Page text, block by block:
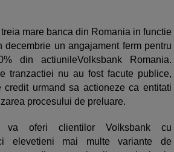
mare banca din Romania in functie
decembrie un angajament ferm pentru
din actiunileVolksbank Romania.
tranzactiei nu au fost facute publice,
urmand sa actioneze ca entitati
procesului de preluare.
va oferi clientilor Volksbank cu
elevetieni mai multe variante de